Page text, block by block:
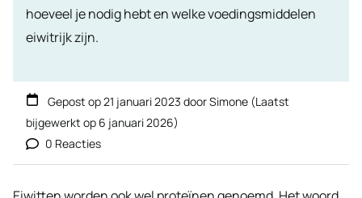
hoeveel je nodig hebt en welke voedingsmiddelen
eiwitrijk zijn.
Gepost op21 januari 2023 doorSimone (Laatst
bijgewerkt op 6 januari 2026)
0 Reacties